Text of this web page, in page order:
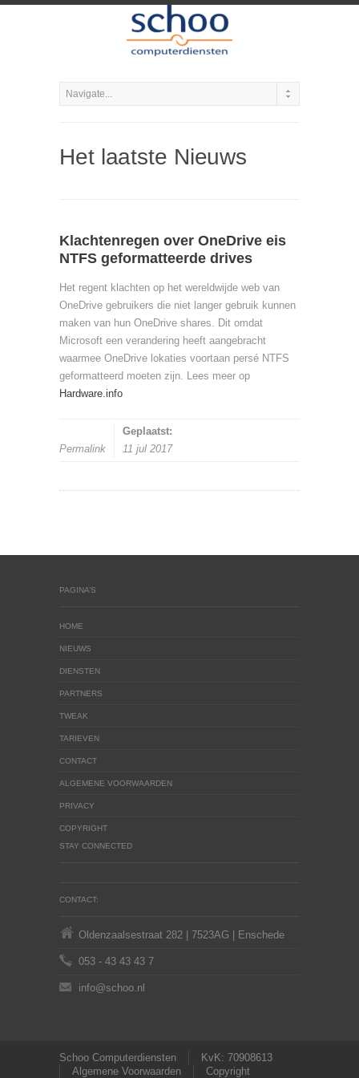
Het laatste Nieuws
Klachtenregen over OneDrive eis
NTFS geformatteerde drives
Het regent klachten op het wereldwijde web van
OneDrive gebruikers die niet langer gebruik kunnen
maken van hun OneDrive shares. Dit omdat
Microsoft een verandering heeft aangebracht
waarmee OneDrive lokaties voortaan persé NTFS
geformatteerd moeten zijn. Lees meer op
Hardware.info
Permalink
Geplaatst:
11 jul 2017
PAGINA’S
HOME
NIEUWS
DIENSTEN
PARTNERS
TWEAK
TARIEVEN
CONTACT
ALGEMENE VOORWAARDEN
PRIVACY
COPYRIGHT
STAY CONNECTED
CONTACT:
Oldenzaalsestraat 282 | 7523AG | Enschede
053 - 43 43 43 7
info@schoo.nl
Schoo Computerdiensten
KvK: 70908613
Algemene Voorwaarden
Copyright